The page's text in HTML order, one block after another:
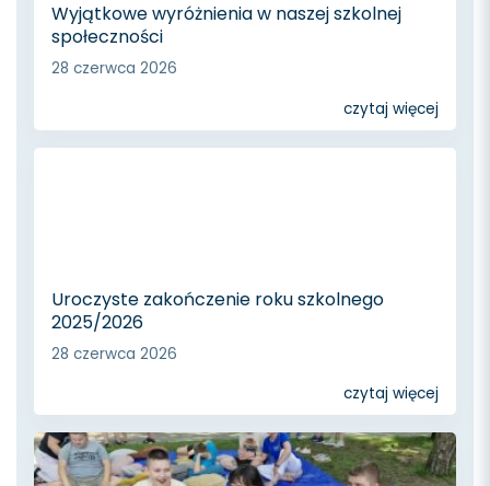
Wyjątkowe wyróżnienia w naszej szkolnej
społeczności
28 czerwca 2026
czytaj więcej
Uroczyste zakończenie roku szkolnego
2025/2026
28 czerwca 2026
czytaj więcej